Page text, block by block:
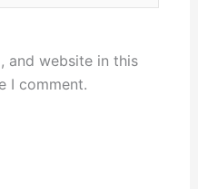
and website in this
I comment.